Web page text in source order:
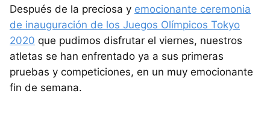
Después de la preciosa y emocionante ceremonia
de inauguración de los Juegos Olímpicos Tokyo
2020 que pudimos disfrutar el viernes, nuestros
atletas se han enfrentado ya a sus primeras
pruebas y competiciones, en un muy emocionante
fin de semana.